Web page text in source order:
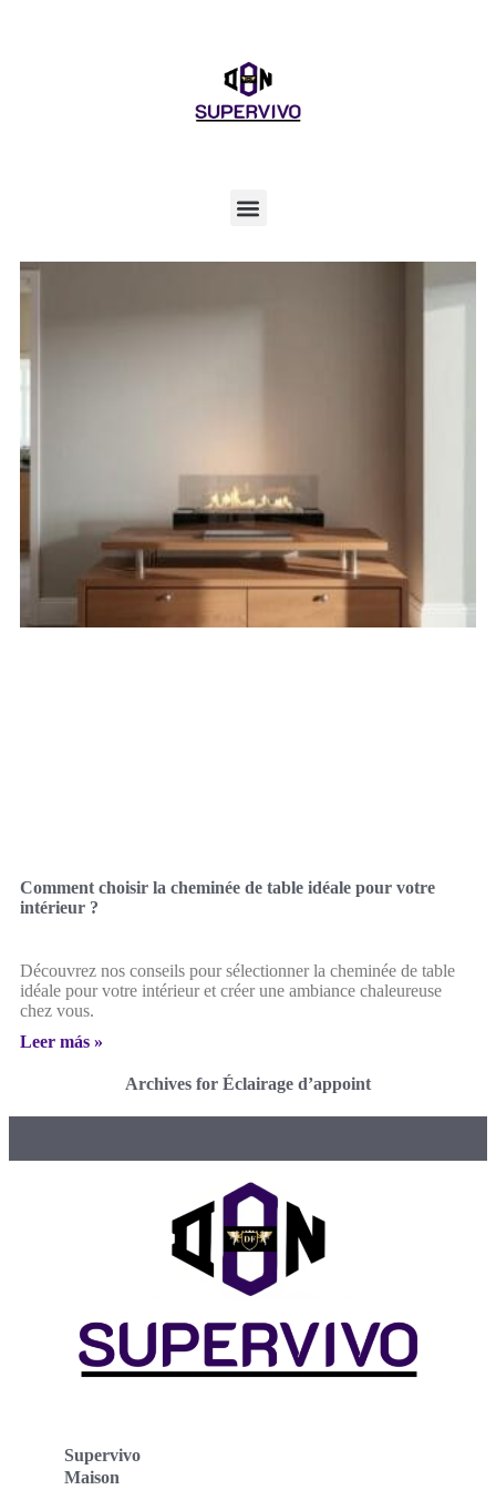
Comment choisir la cheminée de table idéale pour votre
intérieur ?
Découvrez nos conseils pour sélectionner la cheminée de table
idéale pour votre intérieur et créer une ambiance chaleureuse
chez vous.
Leer más »
Archives for Éclairage d’appoint
Supervivo
Maison